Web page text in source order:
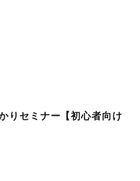
りセミナー【初心者向け